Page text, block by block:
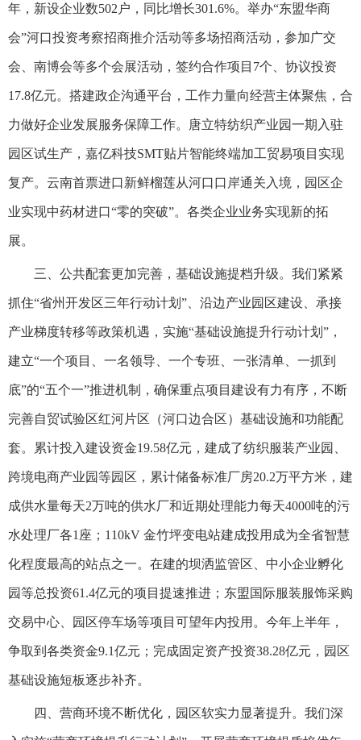
年，新设企业数502户，同比增长301.6%。举办“东盟华商
会”河口投资考察招商推介活动等多场招商活动，参加广交
会、南博会等多个会展活动，签约合作项目7个、协议投资
17.8亿元。搭建政企沟通平台，工作力量向经营主体聚焦，合
力做好企业发展服务保障工作。唐立特纺织产业园一期入驻
园区试生产，嘉亿科技SMT贴片智能终端加工贸易项目实现
复产。云南首票进口新鲜榴莲从河口口岸通关入境，园区企
业实现中药材进口“零的突破”。各类企业业务实现新的拓
展。
三、公共配套更加完善，基础设施提档升级。我们紧紧
抓住“省州开发区三年行动计划”、沿边产业园区建设、承接
产业梯度转移等政策机遇，实施“基础设施提升行动计划”，
建立“一个项目、一名领导、一个专班、一张清单、一抓到
底”的“五个一”推进机制，确保重点项目建设有力有序，不断
完善自贸试验区红河片区（河口边合区）基础设施和功能配
套。累计投入建设资金19.58亿元，建成了纺织服装产业园、
跨境电商产业园等园区，累计储备标准厂房20.2万平方米，建
成供水量每天2万吨的供水厂和近期处理能力每天4000吨的污
水处理厂各1座；110kV 金竹坪变电站建成投用成为全省智慧
化程度最高的站点之一。在建的坝洒监管区、中小企业孵化
园等总投资61.4亿元的项目提速推进；东盟国际服装服饰采购
交易中心、园区停车场等项目可望年内投用。今年上半年，
争取到各类资金9.1亿元；完成固定资产投资38.28亿元，园区
基础设施短板逐步补齐。
四、营商环境不断优化，园区软实力显著提升。我们深